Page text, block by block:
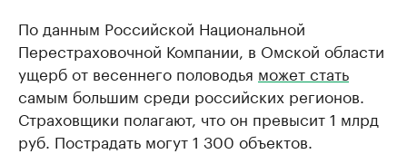
По данным Российской Национальной
Перестраховочной Компании, в Омской области
ущерб от весеннего половодья может стать
самым большим среди российских регионов.
Страховщики полагают, что он превысит 1 млрд
руб. Пострадать могут 1 300 объектов.